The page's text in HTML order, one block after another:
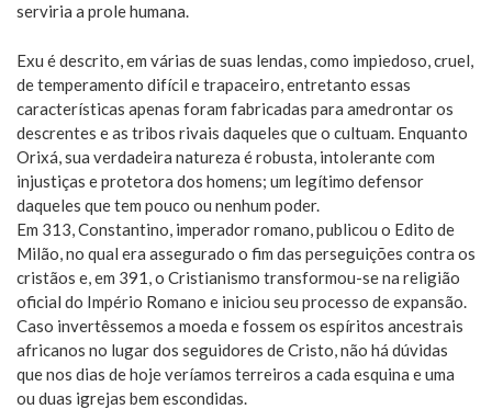
serviria a prole humana.
Exu é descrito, em várias de suas lendas, como impiedoso, cruel,
de temperamento difícil e trapaceiro, entretanto essas
características apenas foram fabricadas para amedrontar os
descrentes e as tribos rivais daqueles que o cultuam. Enquanto
Orixá, sua verdadeira natureza é robusta, intolerante com
injustiças e protetora dos homens; um legítimo defensor
daqueles que tem pouco ou nenhum poder.
Em 313, Constantino, imperador romano, publicou o Edito de
Milão, no qual era assegurado o fim das perseguições contra os
cristãos e, em 391, o Cristianismo transformou-se na religião
oficial do Império Romano e iniciou seu processo de expansão.
Caso invertêssemos a moeda e fossem os espíritos ancestrais
africanos no lugar dos seguidores de Cristo, não há dúvidas
que nos dias de hoje veríamos terreiros a cada esquina e uma
ou duas igrejas bem escondidas.